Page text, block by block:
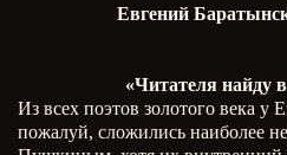
Евгений
«Читателя найду
Из всех поэтов золотого века у
пожалуй, сложились наиболее